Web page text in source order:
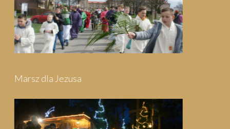
Pielgrzymka do Swarzewa